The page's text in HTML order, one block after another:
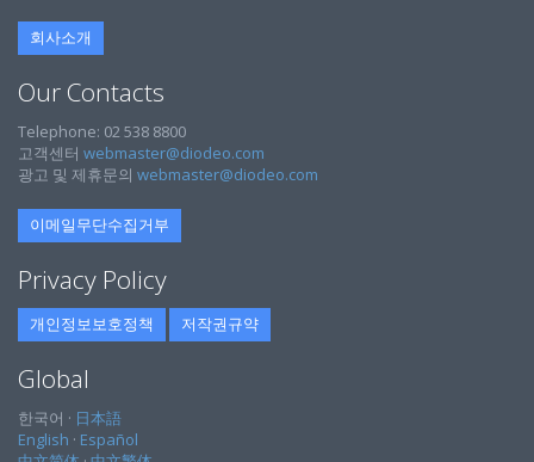
회사소개
Our Contacts
Telephone: 02 538 8800
고객센터 webmaster@diodeo.com
광고 및 제휴문의 webmaster@diodeo.com
이메일무단수집거부
Privacy Policy
개인정보보호정책 저작권규약
Global
한국어 · 日本語
English · Español